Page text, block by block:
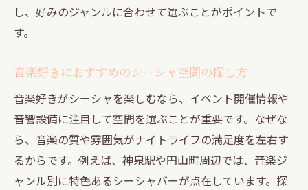
し、好みのジャンルに合わせて選ぶことがポイントで
す。
音楽好きにおすすめのシーシャ空間の探し方
音楽好きがシーシャを楽しむなら、イベント開催情報や
音響設備に注目して空間を選ぶことが重要です。なぜな
ら、音楽の質や雰囲気がナイトライフの満足度を左右す
るからです。例えば、神泉駅や円山町周辺では、音楽ジ
ャンル別に特色あるシーシャバーが点在しています。探